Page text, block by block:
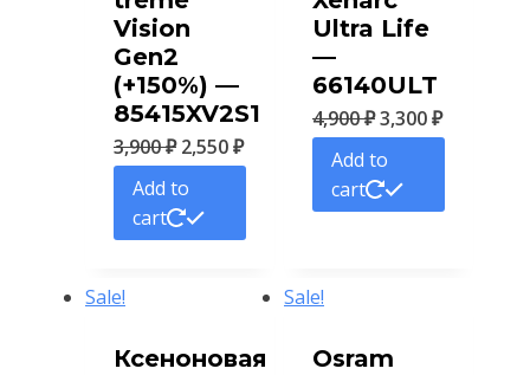
Vision
Gen2
(+150%) —
85415XV2S1
3,900₽ 2,550₽
Add to
cart
Ultra Life
—
66140ULT
4,900₽3,300₽
Add to
cart
Sale!
Ксеноновая
Sale!
Osram